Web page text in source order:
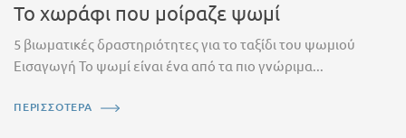
Το χωράφι που μοίραζε ψωμί
5 βιωματικές δραστηριότητες για το ταξίδι του ψωμιού
Εισαγωγή Το ψωμί είναι ένα από τα πιο γνώριμα...
ΠΕΡΙΣΣΟΤΕΡΑ